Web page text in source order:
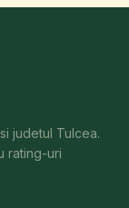
judetul Tulcea.
rating-uri